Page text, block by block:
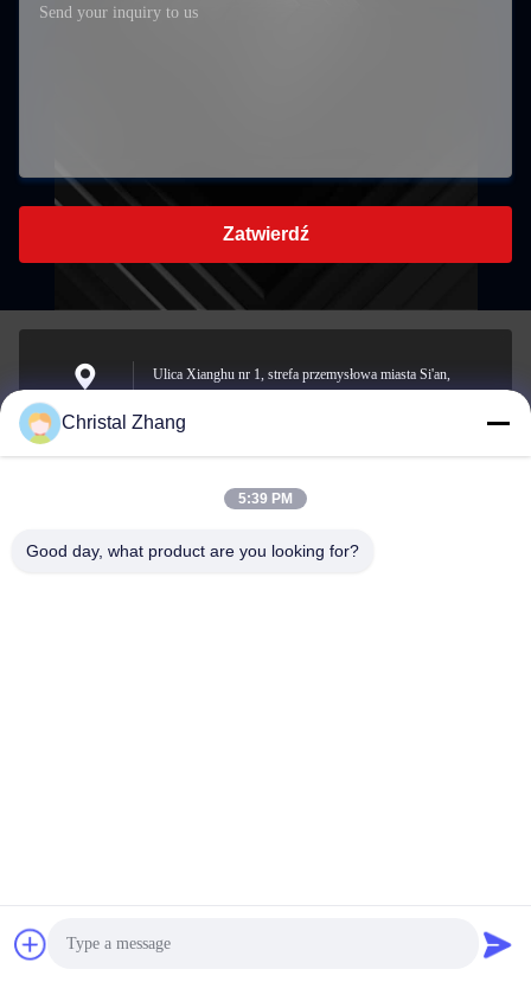
Najlepszą cenę
Zatwierdź
Ulica Xianghu nr 1, strefa przemysłowa miasta Si'an,
Wiadomość
elektroniczna
Zhejiang Mingdi Extrusion Machinery Co.,Ltd
Christal Zhang
5:39 PM
Good day, what product are you looking for?